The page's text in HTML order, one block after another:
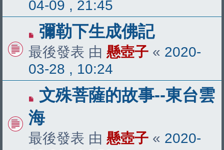
04-09 , 21:45
彌勒下生成佛記
最後發表 由 懸壺子 « 2020-
03-28 , 10:24
文殊菩薩的故事--東台雲
海
最後發表 由 懸壺子 « 2020-